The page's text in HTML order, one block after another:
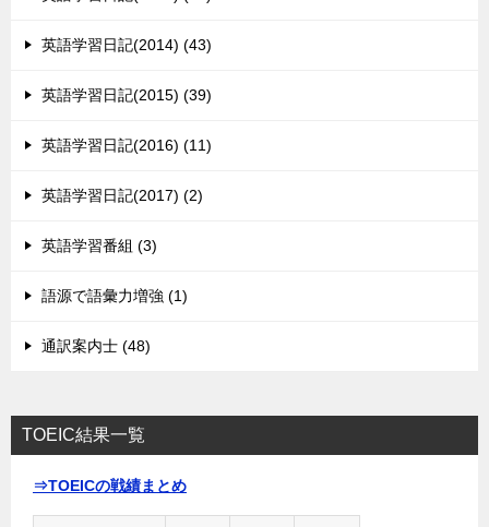
英語学習日記(2014) (43)
英語学習日記(2015) (39)
英語学習日記(2016) (11)
英語学習日記(2017) (2)
英語学習番組 (3)
語源で語彙力増強 (1)
通訳案内士 (48)
TOEIC結果一覧
⇒TOEICの戦績まとめ